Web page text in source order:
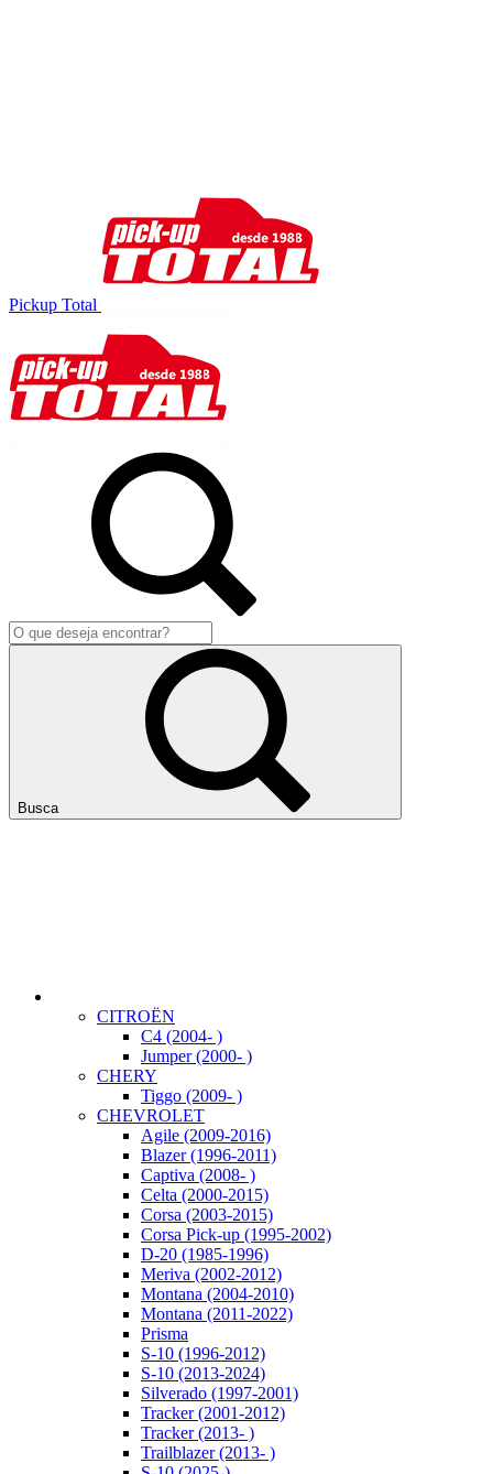
Pickup Total
Busca
CITROËN
C4 (2004- )
Jumper (2000- )
CHERY
Tiggo (2009- )
CHEVROLET
Agile (2009-2016)
Blazer (1996-2011)
Captiva (2008- )
Celta (2000-2015)
Corsa (2003-2015)
Corsa Pick-up (1995-2002)
D-20 (1985-1996)
Meriva (2002-2012)
Montana (2004-2010)
Montana (2011-2022)
Prisma
S-10 (1996-2012)
S-10 (2013-2024)
Silverado (1997-2001)
Tracker (2001-2012)
Tracker (2013- )
Trailblazer (2013- )